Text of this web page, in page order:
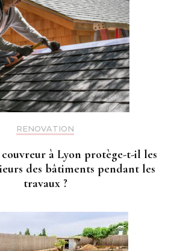
RENOVATION
à Lyon protège-t-il les
des bâtiments pendant les
travaux ?